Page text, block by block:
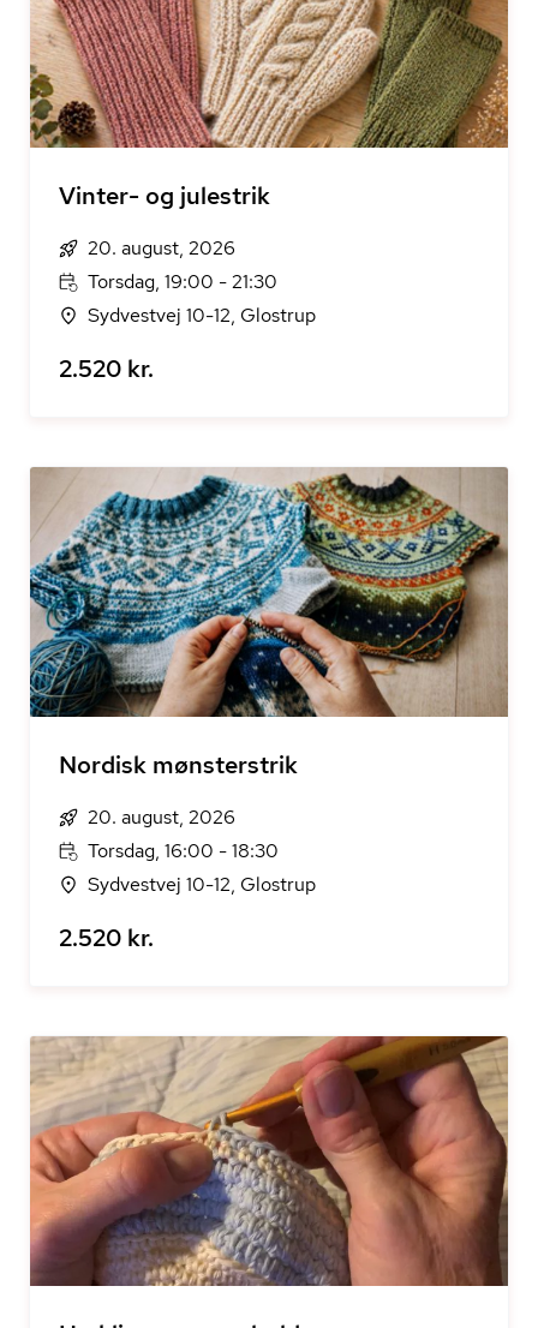
Vinter- og julestrik
20. august, 2026
Torsdag, 19:00 - 21:30
Sydvestvej 10-12, Glostrup
2.520 kr.
Nordisk mønsterstrik
20. august, 2026
Torsdag, 16:00 - 18:30
Sydvestvej 10-12, Glostrup
2.520 kr.